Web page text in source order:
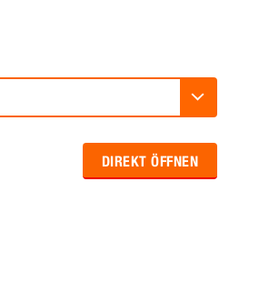
DIREKT ÖFFNEN